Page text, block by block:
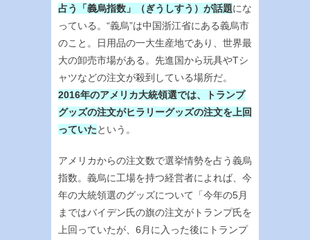
占う「義烏指数」（ぎうしすう）が話題にな
っている。“義烏”は中国浙江省にある義烏市
のこと。日用品の一大生産地であり、世界最
大の卸売市場がある。先進国から玩具やTシ
ャツなどの注文が殺到している場所だ。
2016年のアメリカ大統領選では、トランプ
グッズの注文がヒラリーグッズの注文を上回
っていたという。
アメリカからの注文数で選挙情勢を占う義烏
指数。義烏に工場を持つ経営者によれば、今
年の大統領選のグッズについて「今年の5月
まではバイデン氏の旗の注文がトランプ氏を
上回っていたが、6月に入った後にトランプ